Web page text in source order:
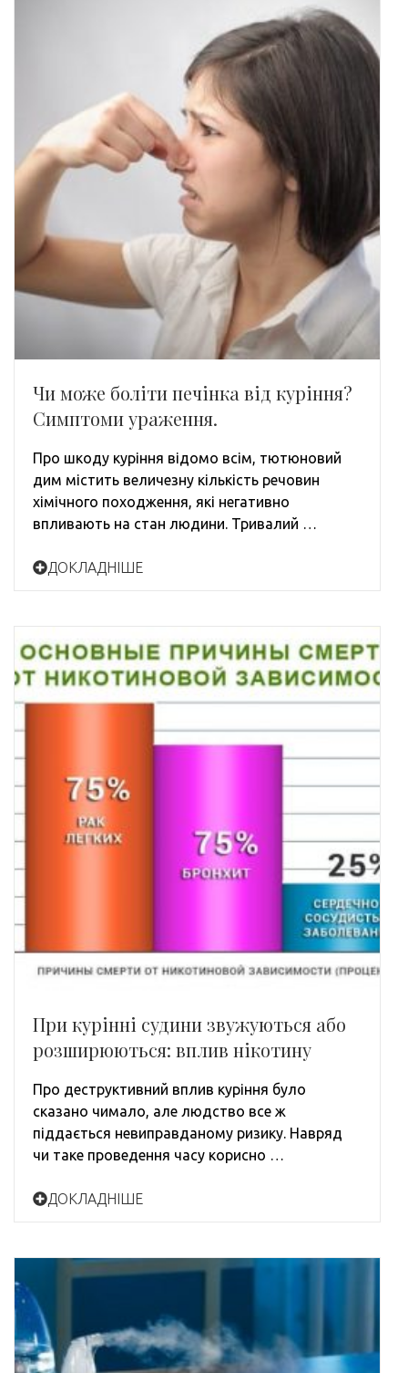
Чи може боліти печінка від куріння?
Симптоми ураження.
Про шкоду куріння відомо всім, тютюновий
дим містить величезну кількість речовин
хімічного походження, які негативно
впливають на стан людини. Тривалий …
ДОКЛАДНІШЕ
При курінні судини звужуються або
розширюються: вплив нікотину
Про деструктивний вплив куріння було
сказано чимало, але людство все ж
піддається невиправданому ризику. Навряд
чи таке проведення часу корисно …
ДОКЛАДНІШЕ